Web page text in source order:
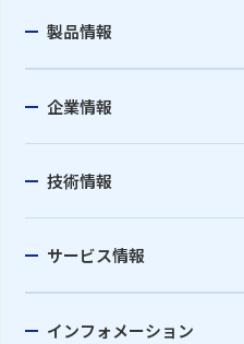
製品情報
企業情報
技術情報
サービス情報
インフォメーション